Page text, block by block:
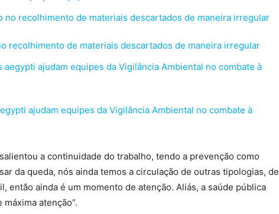
recolhimento de materiais descartados de maneira irregular
ajudam equipes da Vigilância Ambiental no combate à
a continuidade do trabalho, tendo a prevenção como
da queda, nós ainda temos a circulação de outras tipologias, de
então ainda é um momento de atenção. Aliás, a saúde pública
atenção”.